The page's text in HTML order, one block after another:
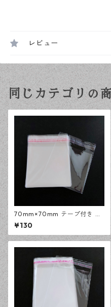
レビュー
同じカテゴリの
70mm×70mm テープ付き O
PP袋付き 100枚 ラッピング
梱包資材 アクセサリー資材
【en工房】
¥130